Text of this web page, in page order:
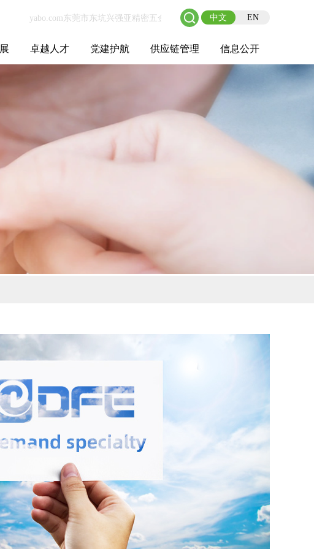
中文 EN
卓越人才 党建护航 供应链管理 信息公开
基本信息
管理架构
人事薪酬
经营成果
重大事项